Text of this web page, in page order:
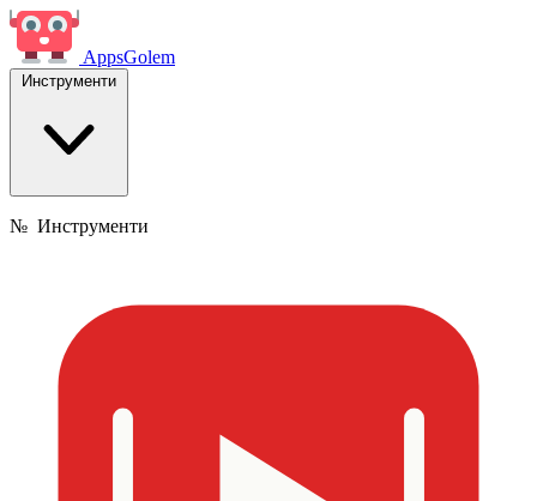
AppsGolem
Инструменти
№ Инструменти